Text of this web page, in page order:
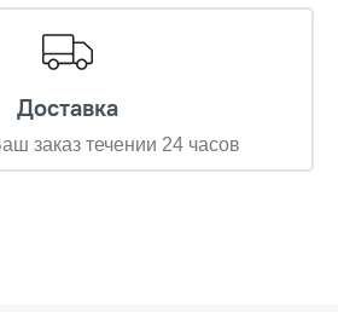
Доставка
заказ течении 24 часов